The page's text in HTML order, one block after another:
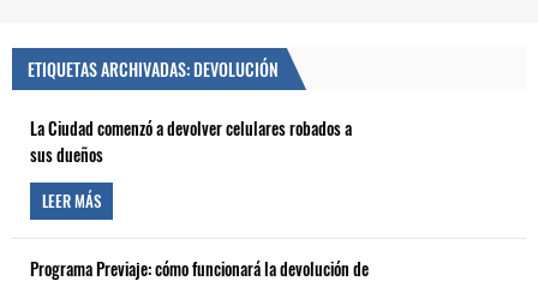
ETIQUETAS ARCHIVADAS: DEVOLUCIÓN
La Ciudad comenzó a devolver celulares robados a
sus dueños
LEER MÁS
Programa Previaje: cómo funcionará la devolución de